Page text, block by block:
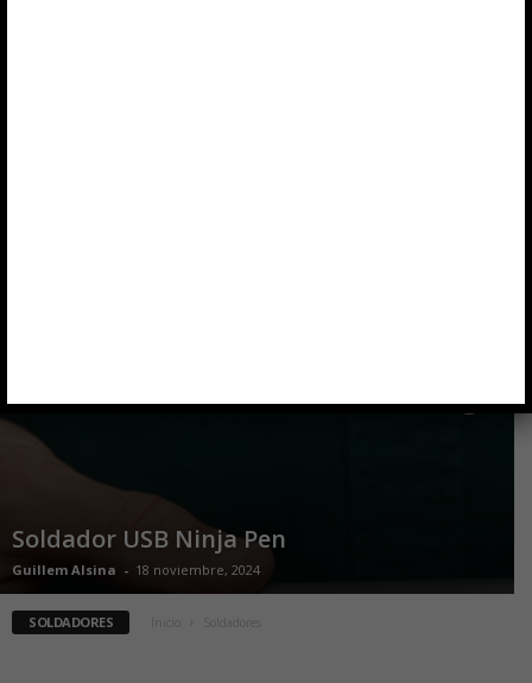
Soldador USB Ninja Pen
Guillem Alsina - 18 noviembre, 2024
SOLDADORES